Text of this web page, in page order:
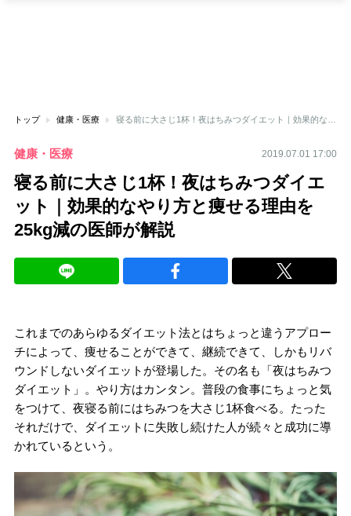
トップ 健康・医療
健康・医療 2019.07.01 17:00
寝る前に大さじ1杯！夜はちみつダイエ
ット｜効果的なやり方と痩せる理由を
25kg減の医師が解説
これまでのあらゆるダイエット法とはちょっと違うアプロー
チによって、痩せることができて、継続できて、しかもリバ
ウンドしないダイエットが登場した。その名も「夜はちみつ
ダイエット」。やり方はカンタン。普段の食事にちょっと気
をつけて、夜寝る前にはちみつを大さじ1杯食べる。たった
それだけで、ダイエットに失敗し続けた人が続々と成功に導
かれているという。